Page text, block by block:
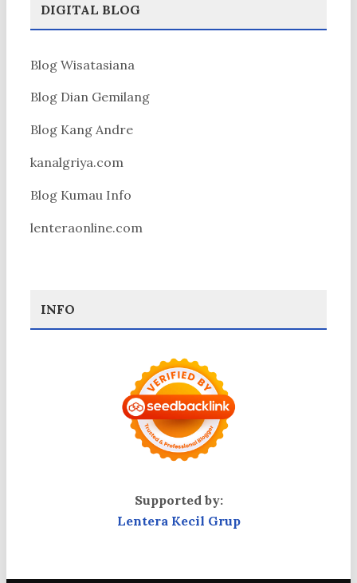
DIGITAL BLOG
Blog Wisatasiana
Blog Dian Gemilang
Blog Kang Andre
kanalgriya.com
Blog Kumau Info
lenteraonline.com
INFO
Supported by:
Lentera Kecil Grup